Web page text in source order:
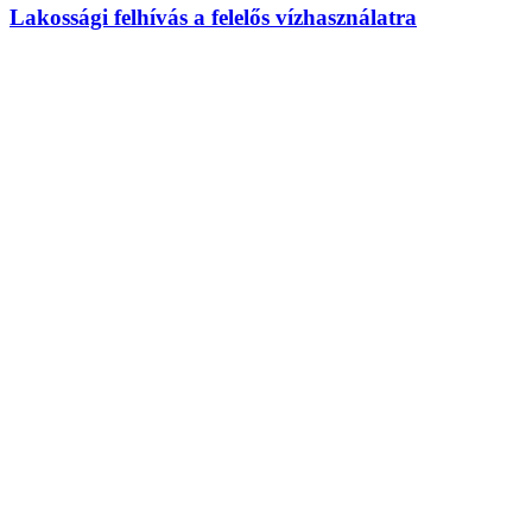
Lakossági felhívás a felelős vízhasználatra